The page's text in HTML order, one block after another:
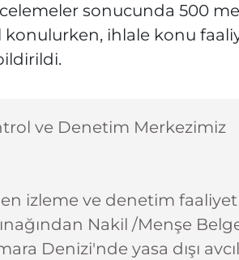
sonucunda 500
ihlale konu
ve Denetim Merkezimiz
izleme ve denetim
Nakil /Menşe
Denizi'nde yasa dışı